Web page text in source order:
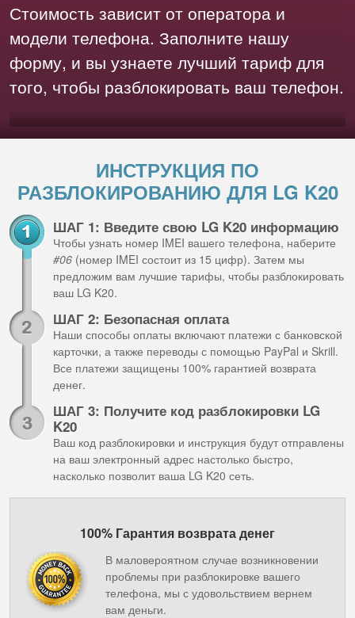
Стоимость зависит от оператора и
модели телефона. Заполните нашу
форму, и вы узнаете лучший тариф для
того, чтобы разблокировать ваш телефон.
ИНСТРУКЦИЯ ПО
РАЗБЛОКИРОВАНИЮ ДЛЯ LG K20
ШАГ 1: Введите свою LG K20 информацию
Чтобы узнать номер IMEI вашего телефона, наберите
#06 (номер IMEI состоит из 15 цифр). Затем мы
предложим вам лучшие тарифы, чтобы разблокировать
ваш LG K20.
ШАГ 2: Безопасная оплата
Наши способы оплаты включают платежи с банковской
карточки, а также переводы с помощью PayPal и Skrill.
Все платежи защищены 100% гарантией возврата
денег.
ШАГ 3: Получите код разблокировки LG
K20
Ваш код разблокировки и инструкция будут отправлены
на ваш электронный адрес настолько быстро,
насколько позволит ваша LG K20 сеть.
100% Гарантия возврата денег
В маловероятном случае возникновении
проблемы при разблокировке вашего
телефона, мы с удовольствием вернем
вам деньги.